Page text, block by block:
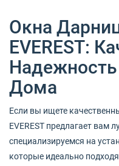
Окна
EVEREST:
Дома
Если вы ищете
EVEREST предлагает вам
специализируемся на
которые идеально